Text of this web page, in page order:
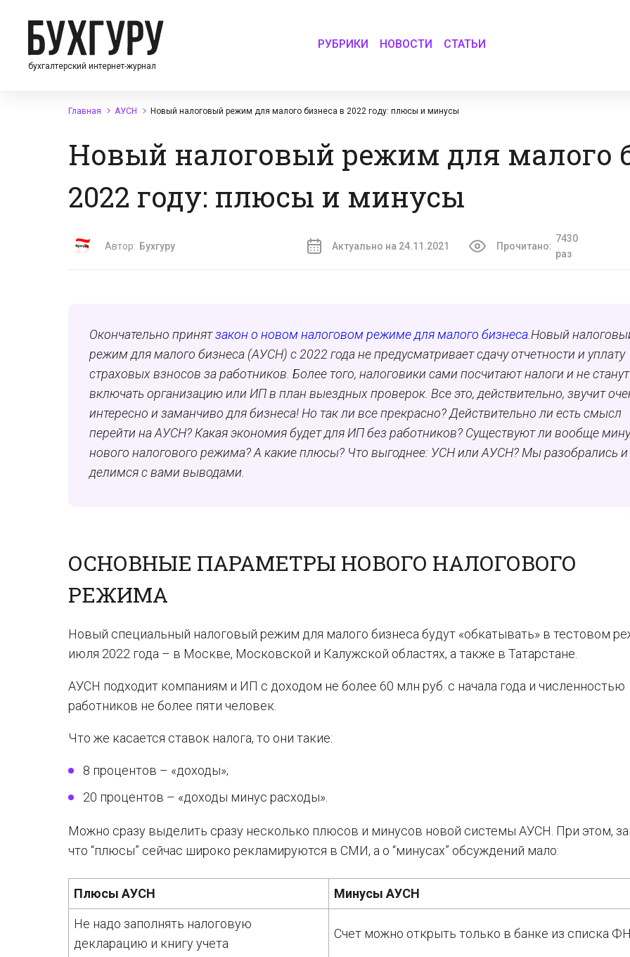
бухгалтерский интернет-журнал
РУБРИКИ НОВОСТИ СТАТЬИ
Главная АУСН Новый налоговый режим для малого бизнеса в 2022 году: плюсы и минусы
Новый налоговый режим для малого
2022 году: плюсы и минусы
Автор: Бухгуру Актуально на 24.11.2021 Прочитано:
7430
раз
Окончательно принятзакон о новом налоговом режиме для малого бизнеса .Новый
режим для малого бизнеса (АУСН) с 2022 года не предусматривает сдачу отчетности и уплату
страховых взносов за работников. Более того, налоговики сами посчитают налоги и не станут
включать организацию или ИП в план выездных проверок. Все это, действительно, звучит
интересно и заманчиво для бизнеса! Но так ли все прекрасно? Действительно ли есть смысл
перейти на АУСН? Какая экономия будет для ИП без работников? Существуют ли вообще
нового налогового режима? А какие плюсы? Что выгоднее: УСН или АУСН? Мы разобрались и
делимся с вами выводами.
ОСНОВНЫЕ ПАРАМЕТРЫ НОВОГО НАЛОГОВОГО
РЕЖИМА
Новый специальный налоговый режим для малого бизнеса будут «обкатывать» в тестовом
июля 2022 года – в Москве, Московской и Калужской областях, а также в Татарстане.
АУСН подходит компаниям и ИП с доходом не более 60 млн руб. с начала года и численностью
работников не более пяти человек.
Что же касается ставок налога, то они такие:
8 процентов – «доходы»;
20 процентов – «доходы минус расходы».
Можно сразу выделить сразу несколько плюсов и минусов новой системы АУСН. При этом,
что “плюсы” сейчас широко рекламируются в СМИ, а о “минусах” обсуждений мало:
Плюсы АУСН Минусы АУСН
Не надо заполнять налоговую
декларацию и книгу учета
Счет можно открыть только в банке из списка